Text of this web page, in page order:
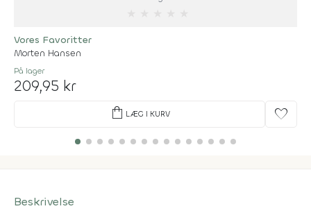
Vores Favoritter
Morten Hansen
På lager
209,95 kr
shopping_bag LÆG I KURV favorite
Beskrivelse